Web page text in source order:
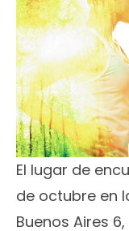
El lugar de
de octubre en la
Buenos Aires